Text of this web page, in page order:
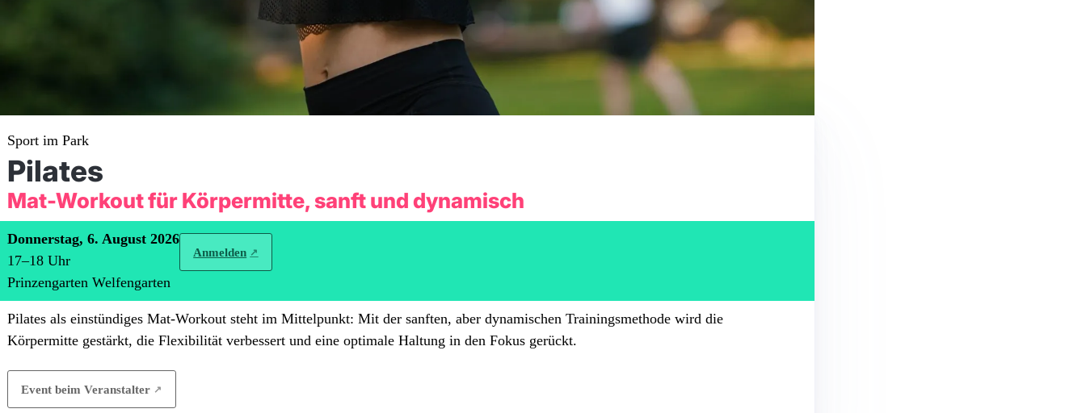
Sport im Park
Pilates
Mat-Workout für Körpermitte, sanft und dynamisch
Donnerstag, 6. August 2026
17–18 Uhr
Prinzengarten Welfengarten
Anmelden
Pilates als einstündiges Mat-Workout steht im Mittelpunkt: Mit der sanften, aber dynamischen Trainingsmethode wird die
Körpermitte gestärkt, die Flexibilität verbessert und eine optimale Haltung in den Fokus gerückt.
Event beim Veranstalter